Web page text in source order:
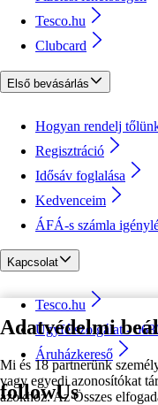
Adatvédelmi
Mi és 18 partnerünk
vagy egyedi azonosítókat
azokhoz. Az Összes
Tesco.hu
Clubcard
Első bevásárlás
Hogyan rendelj
Regisztráció
Idősáv foglalása
Kedvenceim
ÁFÁ-s számla
Kapcsolat
Tesco.hu
Ügyfélszolgálat -
Áruházkereső
followUs